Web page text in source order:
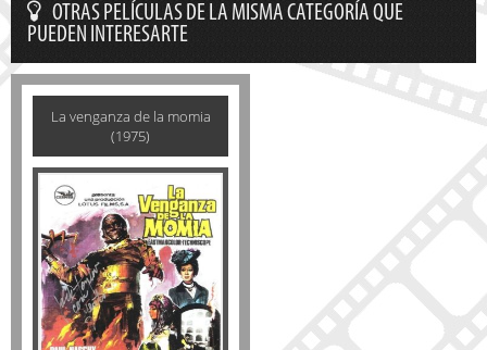
OTRAS PELÍCULAS DE LA MISMA CATEGORÍA QUE
PUEDEN INTERESARTE
La venganza de la momia
(1975)